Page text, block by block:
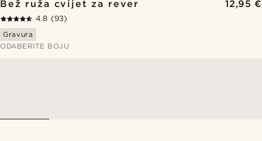
Bež ruža cvijet za rever 12,95 €
4.8 (93)
Gravura
ODABERITE BOJU